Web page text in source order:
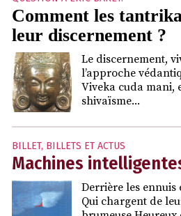
Comment les
leur discernement ?
Le discernement,
l’approche
Viveka cuda mani,
shivaïsme...
BILLET, BILLETS ET ACTUS
Machines
Derrière les ennuis
Qui chargent de